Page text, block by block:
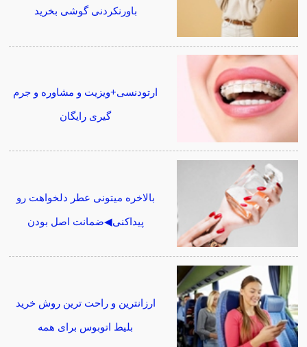
باورنکردنی گوشی بخرید
ارتودنسی+ویزیت و مشاوره و جرم
گیری رایگان
بالاخره میتونی عطر دلخواهت رو
پیداکنی◀ضمانت اصل بودن
ارزانترین و راحت ترین روش خرید
بلیط اتوبوس برای همه